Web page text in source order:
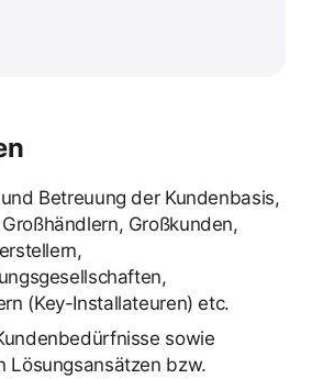
Betreuung der Kundenbasis,
Großkunden,
(Key-Installateuren) etc.
sowie
Lösungsansätzen bzw.